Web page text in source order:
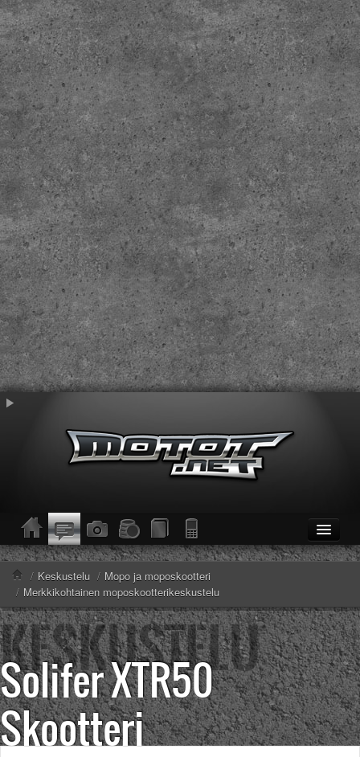
ETUSIVU
Moottoripyörät
Kevytmoottoripyörät
Mopot
Enduro/MX
KESKUSTELU
Haku
Säännöt ja ohjeet
KUVAT/VIDEOT
Haku
Säännöt ja ohjeet
/ Keskustelu / Mopo ja moposkootteri
/ Merkkikohtainen moposkootterikeskustelu
Solifer XTR50
Skootteri